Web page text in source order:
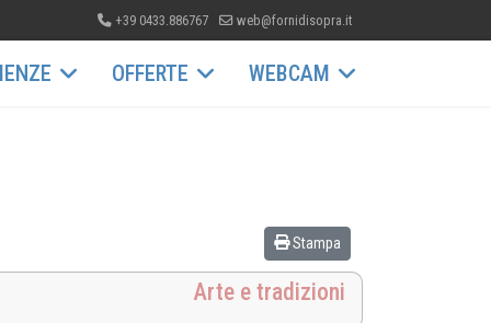
+39 0433.886767 web@fornidisopra.it
OFFERTE WEBCAM
Stampa
Arte e tradizioni